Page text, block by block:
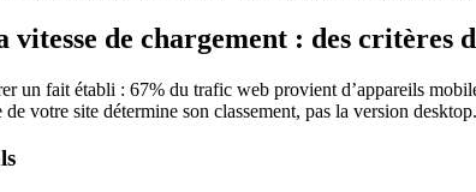
de chargement : des critères
un fait établi : 67% du trafic web provient d’appareils
votre site détermine son classement, pas la version desktop.